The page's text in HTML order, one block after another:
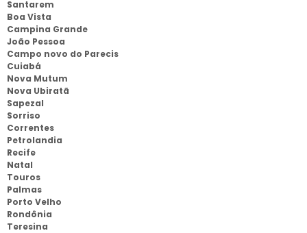
Santarem
Boa Vista
Campina Grande
João Pessoa
Campo novo do Parecis
Cuiabá
Nova Mutum
Nova Ubiratã
Sapezal
Sorriso
Correntes
Petrolandia
Recife
Natal
Touros
Palmas
Porto Velho
Rondônia
Teresina